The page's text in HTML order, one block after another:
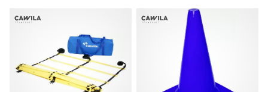
il
personale,
blog,